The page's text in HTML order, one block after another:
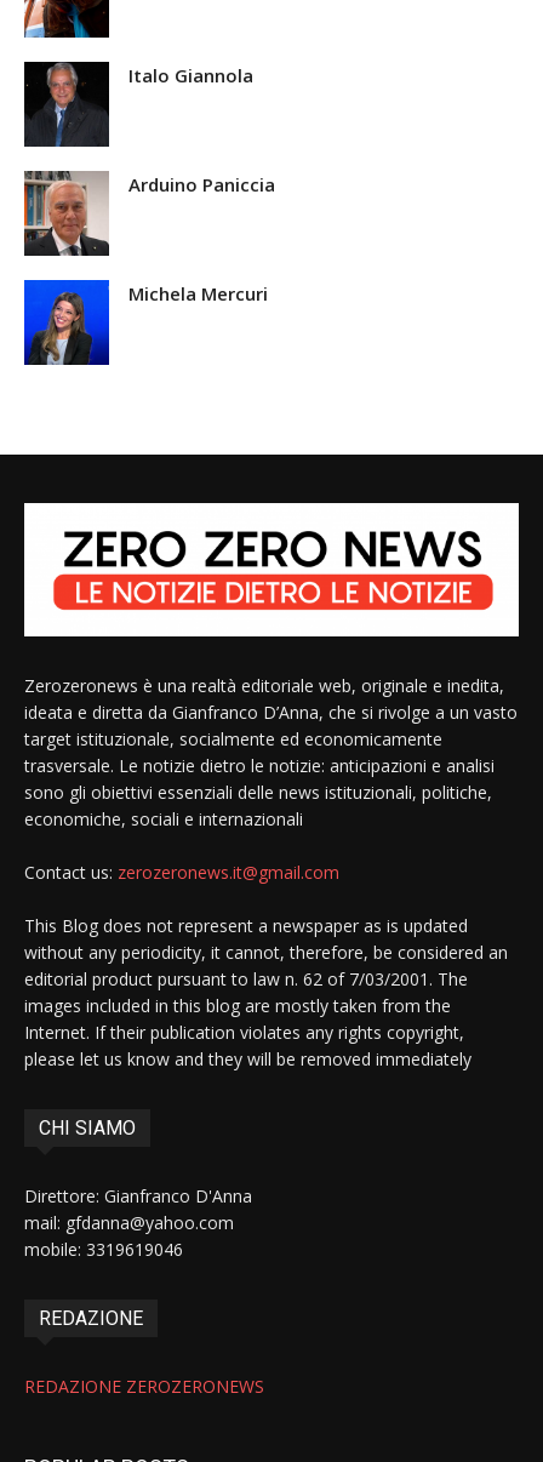
Italo Giannola
Arduino Paniccia
Michela Mercuri
Zerozeronews è una realtà editoriale web, originale e inedita,
ideata e diretta da Gianfranco D’Anna, che si rivolge a un vasto
target istituzionale, socialmente ed economicamente
trasversale. Le notizie dietro le notizie: anticipazioni e analisi
sono gli obiettivi essenziali delle news istituzionali, politiche,
economiche, sociali e internazionali
Contact us: zerozeronews.it@gmail.com
This Blog does not represent a newspaper as is updated
without any periodicity, it cannot, therefore, be considered an
editorial product pursuant to law n. 62 of 7/03/2001. The
images included in this blog are mostly taken from the
Internet. If their publication violates any rights copyright,
please let us know and they will be removed immediately
CHI SIAMO
Direttore: Gianfranco D'Anna
mail: gfdanna@yahoo.com
mobile: 3319619046
REDAZIONE
REDAZIONE ZEROZERONEWS